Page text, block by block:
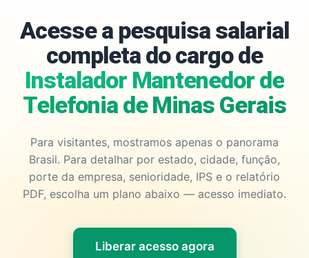
Acesse a pesquisa salarial
completa do cargo de
Instalador Mantenedor de
Telefonia de Minas Gerais
Para visitantes, mostramos apenas o panorama
Brasil. Para detalhar por estado, cidade, função,
porte da empresa, senioridade, IPS e o relatório
PDF, escolha um plano abaixo — acesso imediato.
Liberar acesso agora